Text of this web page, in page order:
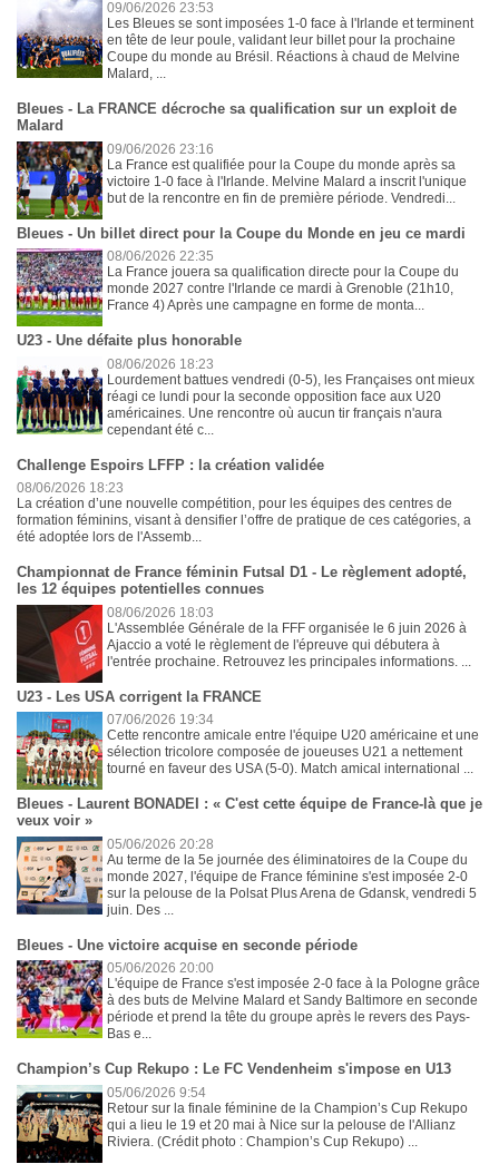
09/06/2026 23:53
Les Bleues se sont imposées 1-0 face à l'Irlande et terminent
en tête de leur poule, validant leur billet pour la prochaine
Coupe du monde au Brésil. Réactions à chaud de Melvine
Malard, ...
Bleues - La FRANCE décroche sa qualification sur un exploit de
Malard
09/06/2026 23:16
La France est qualifiée pour la Coupe du monde après sa
victoire 1-0 face à l'Irlande. Melvine Malard a inscrit l'unique
but de la rencontre en fin de première période. Vendredi...
Bleues - Un billet direct pour la Coupe du Monde en jeu ce mardi
08/06/2026 22:35
La France jouera sa qualification directe pour la Coupe du
monde 2027 contre l'Irlande ce mardi à Grenoble (21h10,
France 4) Après une campagne en forme de monta...
U23 - Une défaite plus honorable
08/06/2026 18:23
Lourdement battues vendredi (0-5), les Françaises ont mieux
réagi ce lundi pour la seconde opposition face aux U20
américaines. Une rencontre où aucun tir français n'aura
cependant été c...
Challenge Espoirs LFFP : la création validée
08/06/2026 18:23
La création d’une nouvelle compétition, pour les équipes des centres de
formation féminins, visant à densifier l’offre de pratique de ces catégories, a
été adoptée lors de l'Assemb...
Championnat de France féminin Futsal D1 - Le règlement adopté,
les 12 équipes potentielles connues
08/06/2026 18:03
L'Assemblée Générale de la FFF organisée le 6 juin 2026 à
Ajaccio a voté le règlement de l'épreuve qui débutera à
l'entrée prochaine. Retrouvez les principales informations. ...
U23 - Les USA corrigent la FRANCE
07/06/2026 19:34
Cette rencontre amicale entre l'équipe U20 américaine et une
sélection tricolore composée de joueuses U21 a nettement
tourné en faveur des USA (5-0). Match amical international ...
Bleues - Laurent BONADEI : « C'est cette équipe de France-là que je
veux voir »
05/06/2026 20:28
Au terme de la 5e journée des éliminatoires de la Coupe du
monde 2027, l'équipe de France féminine s'est imposée 2-0
sur la pelouse de la Polsat Plus Arena de Gdansk, vendredi 5
juin. Des ...
Bleues - Une victoire acquise en seconde période
05/06/2026 20:00
L'équipe de France s'est imposée 2-0 face à la Pologne grâce
à des buts de Melvine Malard et Sandy Baltimore en seconde
période et prend la tête du groupe après le revers des Pays-
Bas e...
Champion’s Cup Rekupo : Le FC Vendenheim s'impose en U13
05/06/2026 9:54
Retour sur la finale féminine de la Champion’s Cup Rekupo
qui a lieu le 19 et 20 mai à Nice sur la pelouse de l'Allianz
Riviera. (Crédit photo : Champion’s Cup Rekupo) ...